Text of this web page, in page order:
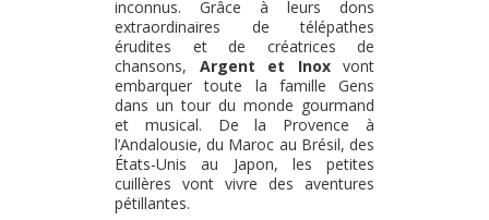
inconnus. Grâce à leurs dons
extraordinaires de télépathes
érudites et de créatrices de
chansons, Argent et Inoxvont
embarquer toute la famille Gens
dans un tour du monde gourmand
et musical. De la Provence à
l’Andalousie, du Maroc au Brésil, des
États-Unis au Japon, les petites
cuillères vont vivre des aventures
pétillantes.